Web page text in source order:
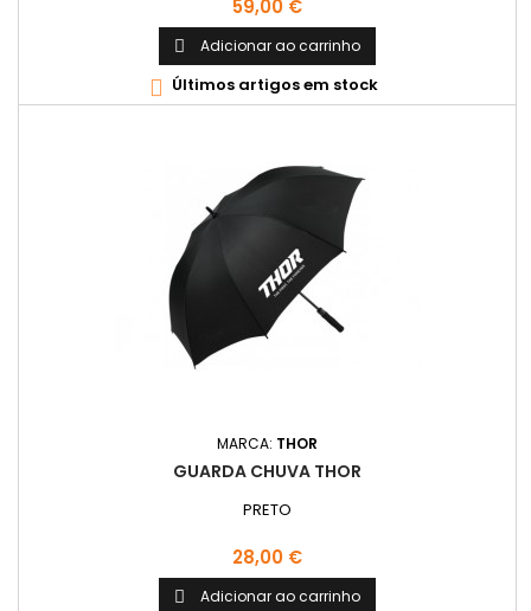
Preço
59,00 €
 Adicionar ao carrinho
 Últimos artigos em stock
MARCA: THOR
GUARDA CHUVA THOR
PRETO
Preço
28,00 €
 Adicionar ao carrinho